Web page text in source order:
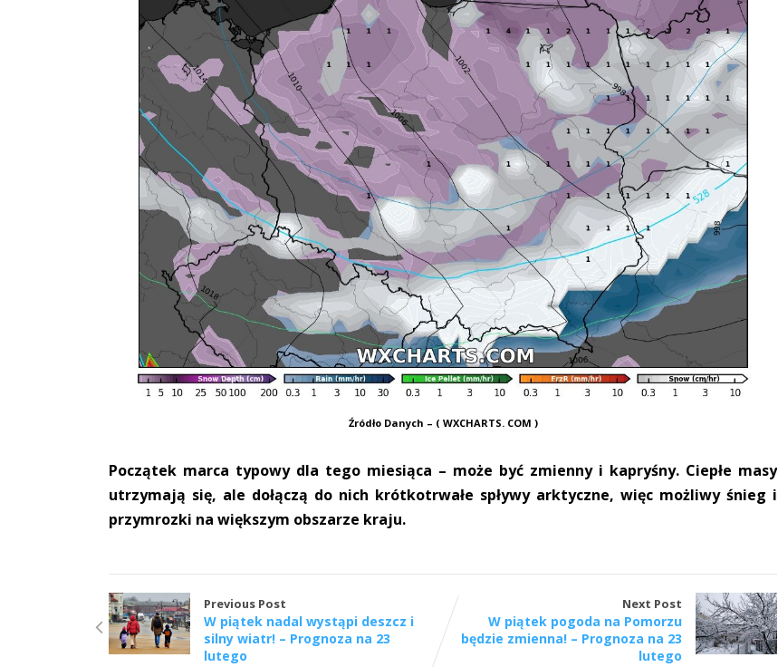
Źródło Danych – ( WXCHARTS. COM )
Początek marca typowy dla tego miesiąca – może być zmienny i kapryśny. Ciepłe masy
utrzymają się, ale dołączą do nich krótkotrwałe spływy arktyczne, więc możliwy śnieg i
przymrozki na większym obszarze kraju.
Previous Post
W piątek nadal wystąpi deszcz i
silny wiatr! – Prognoza na 23
lutego
Next Post
W piątek pogoda na Pomorzu
będzie zmienna! – Prognoza na 23
lutego